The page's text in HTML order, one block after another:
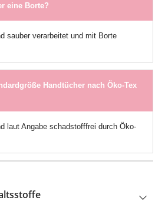
eine Borte?
sauber verarbeitet und mit Borte
Handtücher nach Öko-Tex
laut Angabe schadstofffrei durch Öko-